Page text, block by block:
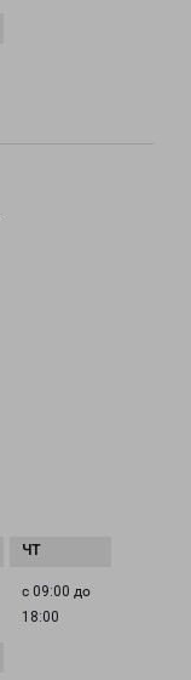
с 09:00 до
18:00